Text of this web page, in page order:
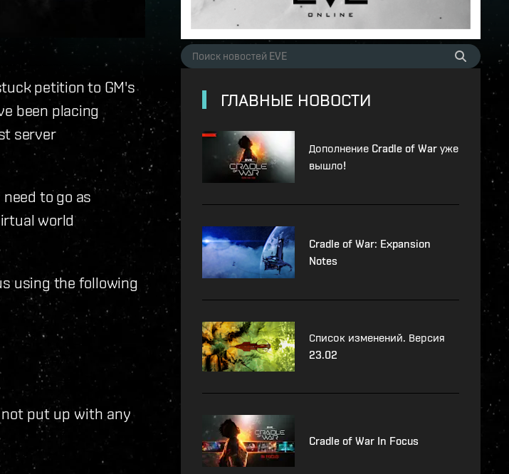
petition to GM's
been placing
server
to go as
world
using the following
put up with any
ГЛАВНЫЕ НОВОСТИ
Дополнение Cradle of War уже
вышло!
Cradle of War: Expansion
Notes
Список изменений. Версия
23.02
Cradle of War In Focus